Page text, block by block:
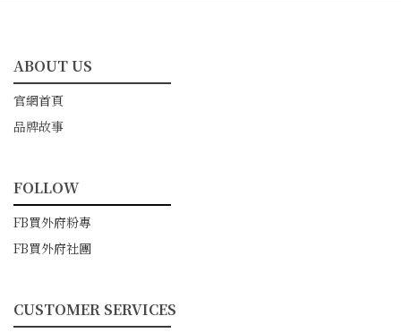
ABOUT US
━━━━━━━━━━━
官網首頁
品牌故事
FOLLOW
━━━━━━━━━━━
FB買外府粉專
FB買外府社團
CUSTOMER SERVICES
━━━━━━━━━━━